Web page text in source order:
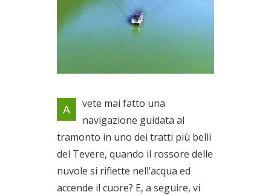
Una navigazione guidata al
tramonto
Il 31/07/2020
A
vete mai fatto una
navigazione guidata al
tramonto in uno dei tratti più belli
del Tevere, quando il rossore delle
nuvole si riflette nell’acqua ed
accende il cuore? E, a seguire, vi